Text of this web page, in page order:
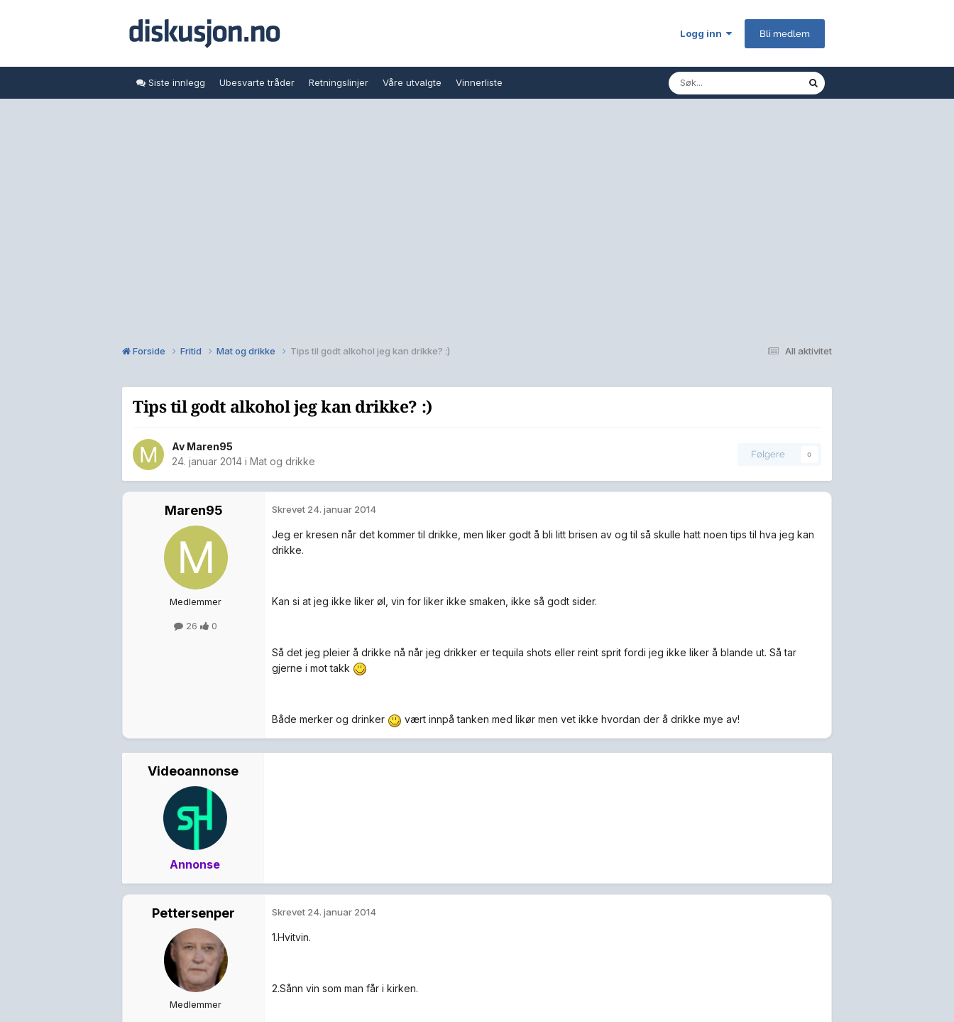
Logg inn Bli medlem
Siste innlegg Ubesvarte tråder Retningslinjer Våre utvalgte Vinnerliste
All aktivitet
Forside Fritid Mat og drikke Tips til godt alkohol jeg kan drikke? :)
Tips til godt alkohol jeg kan drikke? :)
Av Maren95
24. januar 2014 i Mat og drikke
Følgere 0
Maren95
Medlemmer
26 0
Skrevet 24. januar 2014
Jeg er kresen når det kommer til drikke, men liker godt å bli litt brisen av og til så skulle hatt noen tips til hva jeg kan
drikke.
Kan si at jeg ikke liker øl, vin for liker ikke smaken, ikke så godt sider.
Så det jeg pleier å drikke nå når jeg drikker er tequila shots eller reint sprit fordi jeg ikke liker å blande ut. Så tar
gjerne i mot takk
Både merker og drinker vært innpå tanken med likør men vet ikke hvordan der å drikke mye av!
Videoannonse
Annonse
Pettersenper
Medlemmer
Skrevet 24. januar 2014
1.Hvitvin.
2.Sånn vin som man får i kirken.